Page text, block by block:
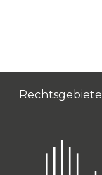
Rechtsgebiete